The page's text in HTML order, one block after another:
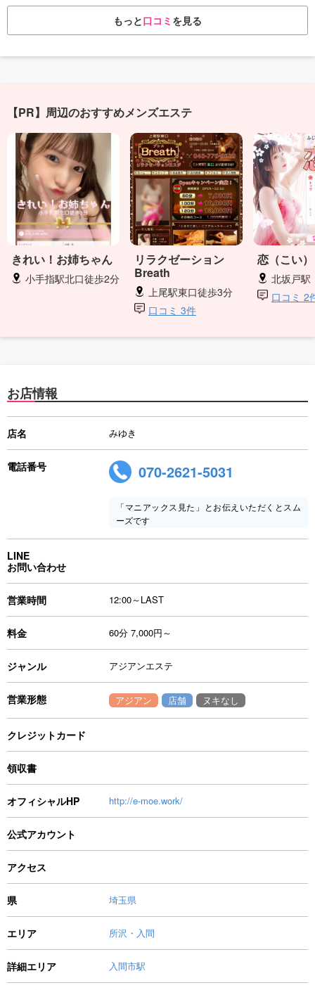
もっと口コミ を見る
【PR】周辺のおすすめメンズエステ
きれい！お姉ちゃん
小手指駅北口徒歩2分
リラクゼーション
Breath
上尾駅東口徒歩3分
口コミ 3件
恋（こい）
北坂戸駅
口コミ 2
お店情報
店名 みゆき
電話番号 070-2621-5031
「マニアックス見た」とお伝えいただくとスム
ーズです
LINE
お問い合わせ
営業時間 12:00～LAST
料金 60分 7,000円～
ジャンル アジアンエステ
営業形態 アジアン 店舗 ヌキなし
クレジットカード
領収書
オフィシャルHP http://e-moe.work/
公式アカウント
アクセス
県 埼玉県
エリア 所沢・入間
詳細エリア 入間市駅